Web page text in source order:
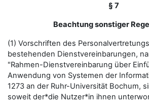
§ 7
Beachtung sonstiger
(1) Vorschriften des
bestehenden Dienstvereinbarungen,
"Rahmen-Dienstvereinbarung über
Anwendung von Systemen der
1273 an der Ruhr-Universität Bochum,
soweit der*die Nutzer*in ihnen